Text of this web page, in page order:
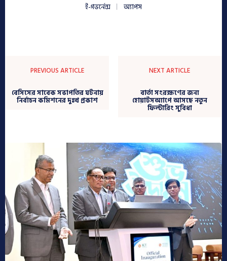
ই-গভর্নেন্স
অ্যাপস
PREVIOUS ARTICLE
বেসিসের সাবেক সভাপতির ঘটনায়
নির্বাচন কমিশনের দুঃখ প্রকাশ
NEXT ARTICLE
বার্তা সংরক্ষণের জন্য
হোয়াটসঅ্যাপে আসছে নতুন
ফিল্টারিং সুবিধা